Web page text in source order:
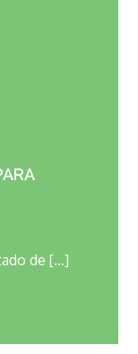
de […]